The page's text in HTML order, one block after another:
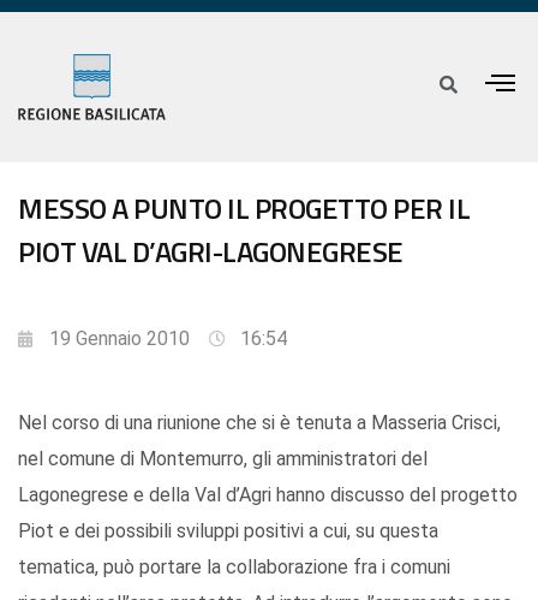
MESSO A PUNTO IL PROGETTO PER IL
PIOT VAL D’AGRI-LAGONEGRESE
19 Gennaio 2010 16:54
Nel corso di una riunione che si è tenuta a Masseria Crisci,
nel comune di Montemurro, gli amministratori del
Lagonegrese e della Val d’Agri hanno discusso del progetto
Piot e dei possibili sviluppi positivi a cui, su questa
tematica, può portare la collaborazione fra i comuni